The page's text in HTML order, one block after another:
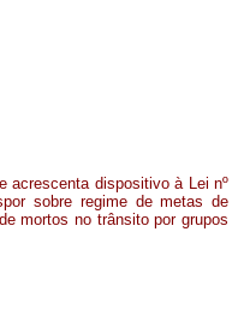
acrescenta dispositivo à Lei nº
sobre regime de metas de
mortos no trânsito por grupos